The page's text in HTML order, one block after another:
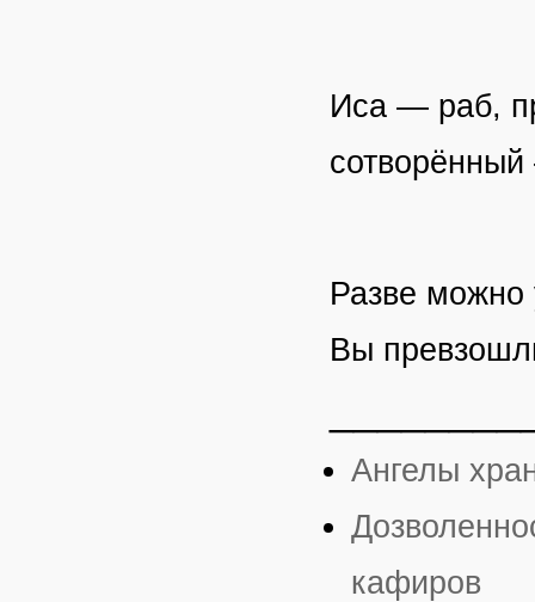
Иса — раб,
Разве можно
Вы
Ангелы
кафиров